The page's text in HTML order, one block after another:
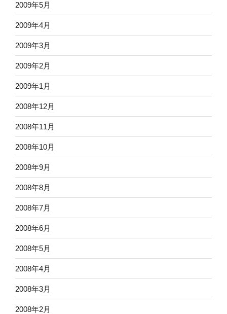
2009年5月
2009年4月
2009年3月
2009年2月
2009年1月
2008年12月
2008年11月
2008年10月
2008年9月
2008年8月
2008年7月
2008年6月
2008年5月
2008年4月
2008年3月
2008年2月